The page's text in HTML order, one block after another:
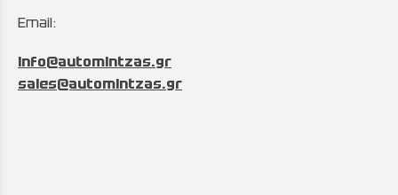
Email:
info@automintzas.gr
sales@automintzas.gr